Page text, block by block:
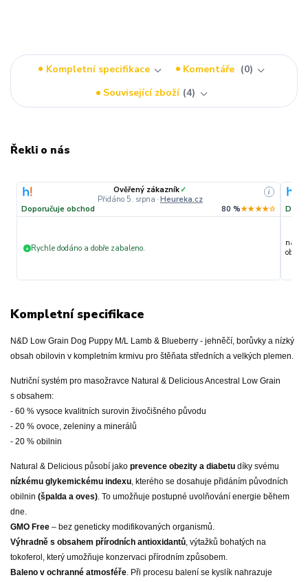
Kompletní specifikace Komentáře
0
Související zboží 4
Řekli o nás
Ověřený zákazník✓
Přidáno 5. srpna · Heureka.cz
i
Doporučuje obchod 80 %★★★★☆
+ Rychle dodáno a dobře zabaleno.
Kompletní specifikace
N&D Low Grain Dog Puppy M/L Lamb & Blueberry - jehněčí, borůvky a nízký
obsah obilovin v kompletním krmivu pro štěňata středních a velkých plemen.
Nutriční systém pro masožravce Natural & Delicious Ancestral Low Grain
s obsahem:
- 60 % vysoce kvalitních surovin živočišného původu
- 20 % ovoce, zeleniny a minerálů
- 20 % obilnin
Natural & Delicious působí jako prevence obezity a diabetu díky svému
nízkému glykemickému indexu, kterého se dosahuje přidáním původních
obilnin (špalda a oves). To umožňuje postupné uvolňování energie během
dne.
GMO Free – bez geneticky modifikovaných organismů.
Výhradně s obsahem přírodních antioxidantů, výtažků bohatých na
tokoferol, který umožňuje konzervaci přírodním způsobem.
Baleno v ochranné atmosféře. Při procesu balení se kyslík nahrazuje